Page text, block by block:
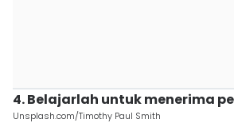
4. Belajarlah untuk menerima
Unsplash.com/Timothy Paul Smith